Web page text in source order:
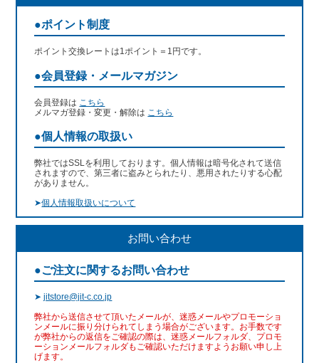
●ポイント制度
ポイント交換レートは1ポイント＝1円です。
●会員登録・メールマガジン
会員登録は こちら
メルマガ登録・変更・解除は こちら
●個人情報の取扱い
弊社ではSSLを利用しております。個人情報は暗号化されて送信
されますので、第三者に盗みとられたり、悪用されたりする心配
がありません。
➤個人情報取扱いについて
お問い合わせ
●ご注文に関するお問い合わせ
➤jitstore@jit-c.co.jp
弊社から送信させて頂いたメールが、迷惑メールやプロモーショ
ンメールに振り分けられてしまう場合がございます。お手数です
が弊社からの返信をご確認の際は、迷惑メールフォルダ、プロモ
ーションメールフォルダもご確認いただけますようお願い申し上
げます。